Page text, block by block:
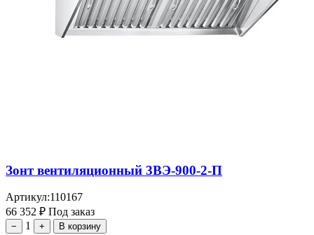
Зонт вентиляционный 3ВЭ-900-2-П
Артикул:110167
66 352 ₽ Под заказ
− 1 + В корзину